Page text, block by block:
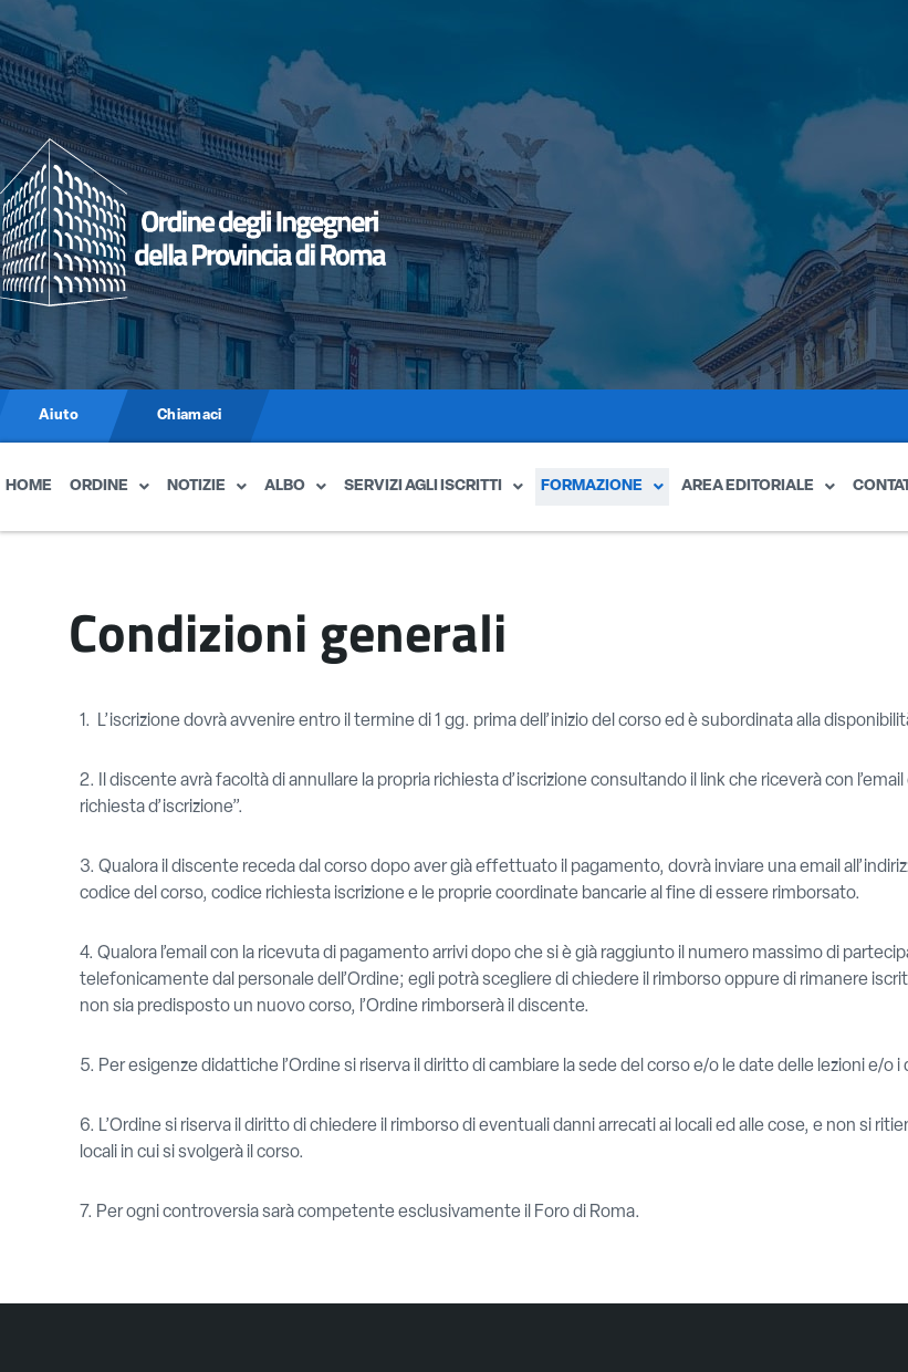
Aiuto Chiamaci
HOME ORDINE NOTIZIE ALBO SERVIZI AGLI ISCRITTI FORMAZIONE AREA EDITORIALE
Condizioni generali
1. L’iscrizione dovrà avvenire entro il termine di 1 gg. prima dell’inizio del corso ed è subordinata alla
2. Il discente avrà facoltà di annullare la propria richiesta d’iscrizione consultando il link che riceverà con
richiesta d’iscrizione”.
3. Qualora il discente receda dal corso dopo aver già effettuato il pagamento, dovrà inviare una email
codice del corso, codice richiesta iscrizione e le proprie coordinate bancarie al fine di essere rimborsato.
4. Qualora l’email con la ricevuta di pagamento arrivi dopo che si è già raggiunto il numero massimo di
telefonicamente dal personale dell’Ordine; egli potrà scegliere di chiedere il rimborso oppure di rimanere
non sia predisposto un nuovo corso, l’Ordine rimborserà il discente.
5. Per esigenze didattiche l’Ordine si riserva il diritto di cambiare la sede del corso e/o le date delle lezioni e/o
6. L’Ordine si riserva il diritto di chiedere il rimborso di eventuali danni arrecati ai locali ed alle cose, e non si
locali in cui si svolgerà il corso.
7. Per ogni controversia sarà competente esclusivamente il Foro di Roma.